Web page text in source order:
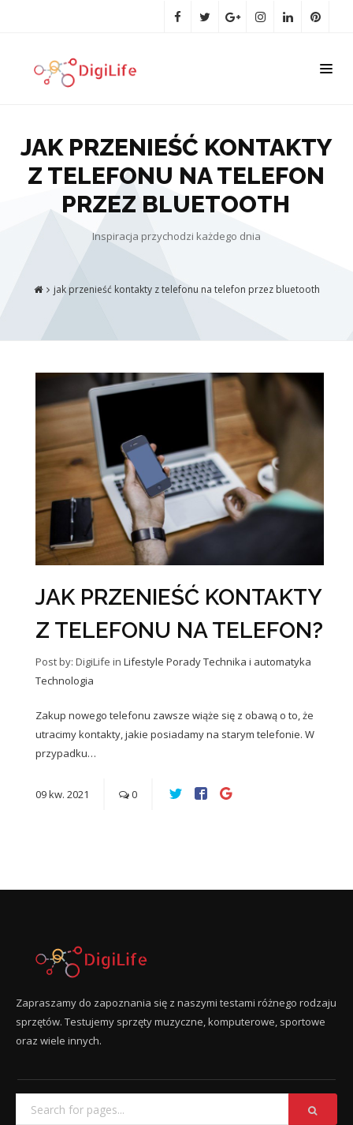
JAK PRZENIEŚĆ KONTAKTY
Z TELEFONU NA TELEFON
PRZEZ BLUETOOTH
Inspiracja przychodzi każdego dnia
jak przenieść kontakty z telefonu na telefon przez bluetooth
JAK PRZENIEŚĆ KONTAKTY
Z TELEFONU NA TELEFON?
Post by: DigiLife in Lifestyle PoradyTechnika i automatyka
Technologia
Zakup nowego telefonu zawsze wiąże się z obawą o to, że
utracimy kontakty, jakie posiadamy na starym telefonie. W
przypadku…
09kw. 2021 0
Zapraszamy do zapoznania się z naszymi testami różnego rodzaju
sprzętów. Testujemy sprzęty muzyczne, komputerowe, sportowe
oraz wiele innych.